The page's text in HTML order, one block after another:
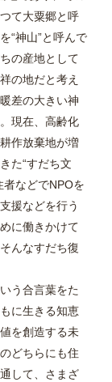
て大粟郷と呼
“神山”と呼んで
の産地として
の地だと考え
差の大きい神
現在、高齢化
作放棄地が増
た“すだち文
者などでNPOを
援などを行う
に働きかけて
んなすだち復
う合言葉をた
に生きる知恵
を創造する未
どちらにも住
して、さまざ